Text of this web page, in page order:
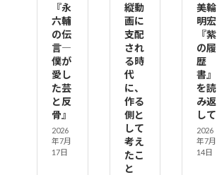
『永
六輔
の伝
言―
僕が
愛し
た芸
と反
骨』
2026
年7月
17日
縦動
画に
支配
され
る時
代
に、
作る
側と
して
考え
たこ
と
美輪
明宏
『紫
の履
歴
書』
を読
み返
して
2026
年7月
14日